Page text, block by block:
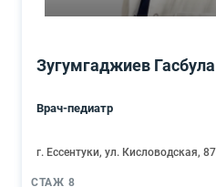
Зугумгаджиев
Врач-педиатр
г. Ессентуки, ул. Кисловодская, 87
СТАЖ 8